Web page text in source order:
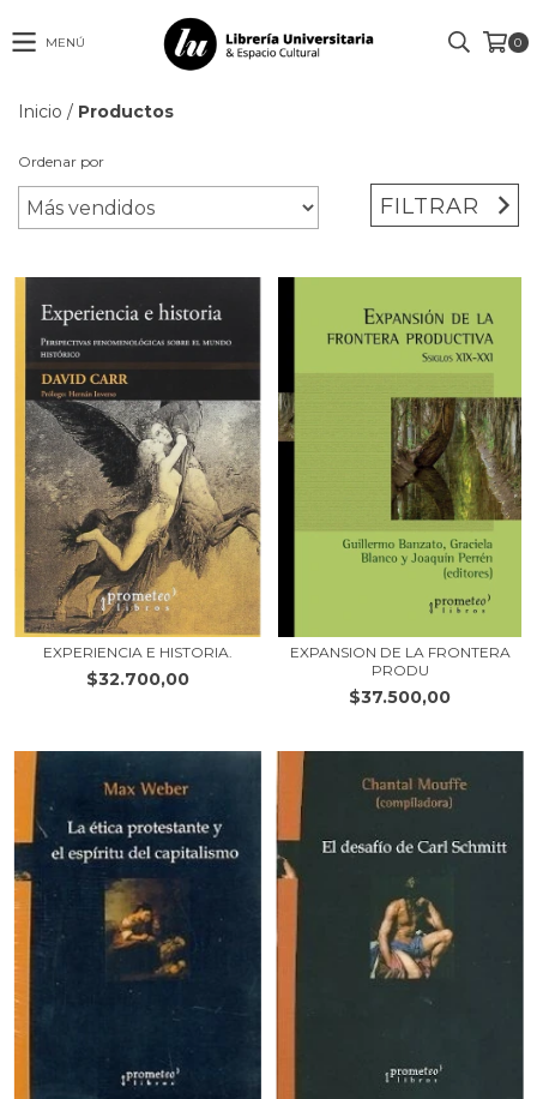
MENÚ 0
Inicio / Productos
Ordenar por
FILTRAR
EXPERIENCIA E HISTORIA.
$32.700,00
EXPANSION DE LA FRONTERA
PRODU
$37.500,00